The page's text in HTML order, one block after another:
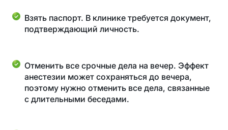
Взять паспорт. В клинике требуется документ,
подтверждающий личность.
Отменить все срочные дела на вечер. Эффект
анестезии может сохраняться до вечера,
поэтому нужно отменить все дела, связанные
с длительными беседами.